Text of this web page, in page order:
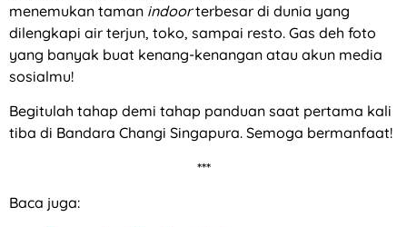
menemukan taman indoorterbesar di dunia yang
dilengkapi air terjun, toko, sampai resto. Gas deh foto
yang banyak buat kenang-kenangan atau akun media
sosialmu!
Begitulah tahap demi tahap panduan saat pertama kali
tiba di Bandara Changi Singapura. Semoga bermanfaat!
***
Baca juga: